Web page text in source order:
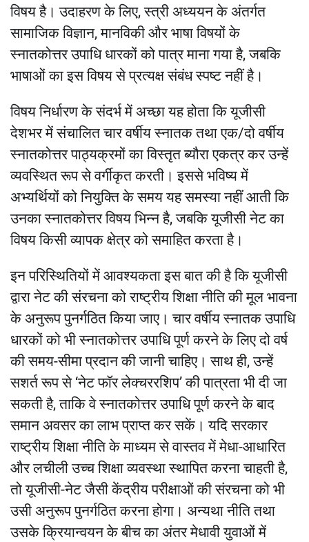
विषय है। उदाहरण के लिए, स्त्री अध्ययन के अंतर्गत
सामाजिक विज्ञान, मानविकी और भाषा विषयों के
स्नातकोत्तर उपाधि धारकों को पात्र माना गया है, जबकि
भाषाओं का इस विषय से प्रत्यक्ष संबंध स्पष्ट नहीं है।
विषय निर्धारण के संदर्भ में अच्छा यह होता कि यूजीसी
देशभर में संचालित चार वर्षीय स्नातक तथा एक/दो वर्षीय
स्नातकोत्तर पाठ्यक्रमों का विस्तृत ब्यौरा एकत्र कर उन्हें
व्यवस्थित रूप से वर्गीकृत करती। इससे भविष्य में
अभ्यर्थियों को नियुक्ति के समय यह समस्या नहीं आती कि
उनका स्नातकोत्तर विषय भिन्न है, जबकि यूजीसी नेट का
विषय किसी व्यापक क्षेत्र को समाहित करता है।
इन परिस्थितियों में आवश्यकता इस बात की है कि यूजीसी
द्वारा नेट की संरचना को राष्ट्रीय शिक्षा नीति की मूल भावना
के अनुरूप पुनर्गठित किया जाए। चार वर्षीय स्नातक उपाधि
धारकों को भी स्नातकोत्तर उपाधि पूर्ण करने के लिए दो वर्ष
की समय-सीमा प्रदान की जानी चाहिए। साथ ही, उन्हें
सशर्त रूप से ‘नेट फॉर लेक्चररशिप’ की पात्रता भी दी जा
सकती है, ताकि वे स्नातकोत्तर उपाधि पूर्ण करने के बाद
समान अवसर का लाभ प्राप्त कर सकें। यदि सरकार
राष्ट्रीय शिक्षा नीति के माध्यम से वास्तव में मेधा-आधारित
और लचीली उच्च शिक्षा व्यवस्था स्थापित करना चाहती है,
तो यूजीसी-नेट जैसी केंद्रीय परीक्षाओं की संरचना को भी
उसी अनुरूप पुनर्गठित करना होगा। अन्यथा नीति तथा
उसके क्रियान्वयन के बीच का अंतर मेधावी युवाओं में